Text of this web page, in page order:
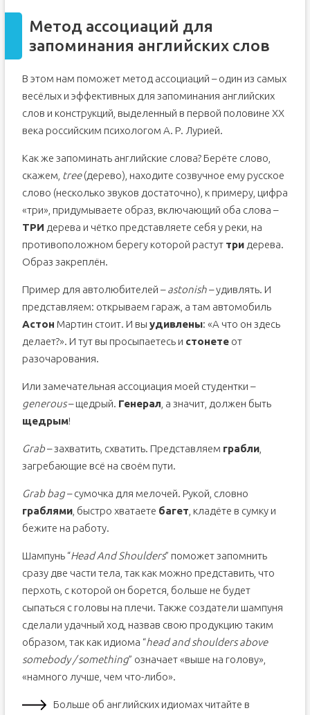
Метод ассоциаций для
запоминания английских слов
В этом нам поможет метод ассоциаций – один из самых
весёлых и эффективных для запоминания английских
слов и конструкций, выделенный в первой половине XX
века российским психологом А. Р. Лурией.
Как же запоминать английские слова? Берёте слово,
скажем, tree(дерево), находите созвучное ему русское
слово (несколько звуков достаточно), к примеру, цифра
«три», придумываете образ, включающий оба слова –
ТРИ дерева и чётко представляете себя у реки, на
противоположном берегу которой растут тридерева.
Образ закреплён.
Пример для автолюбителей –astonish– удивлять. И
представляем: открываем гараж, а там автомобиль
Астон Мартин стоит. И вы удивлены: «А что он здесь
делает?». И тут вы просыпаетесь и стонетеот
разочарования.
Или замечательная ассоциация моей студентки –
generous– щедрый. Генерал , а значит, должен быть
щедрым!
Grab– захватить, схватить. Представляем грабли,
загребающие всё на своём пути.
Grab bag– сумочка для мелочей. Рукой, словно
граблями, быстро хватаете багет , кладёте в сумку и
бежите на работу.
Шампунь “Head And Shoulders” поможет запомнить
сразу две части тела, так как можно представить, что
перхоть, с которой он борется, больше не будет
сыпаться с головы на плечи. Также создатели шампуня
сделали удачный ход, назвав свою продукцию таким
образом, так как идиома “head and shoulders above
somebody / something” означает «выше на голову»,
«намного лучше, чем что-либо».
Больше об английских идиомах читайте в